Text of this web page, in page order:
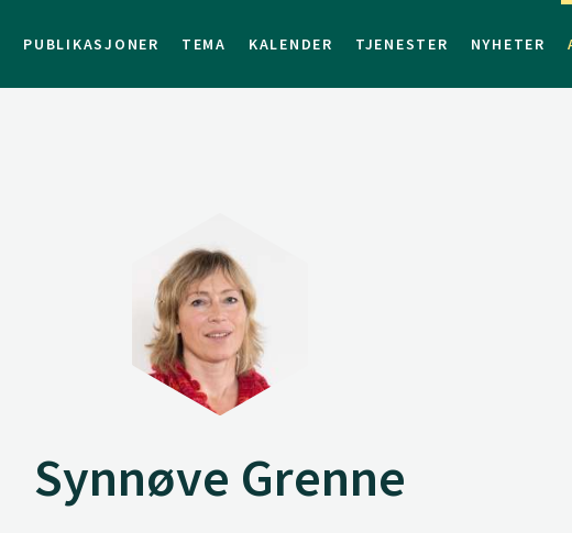
PUBLIKASJONER TEMA KALENDER TJENESTER NYHETER
Synnøve Grenne